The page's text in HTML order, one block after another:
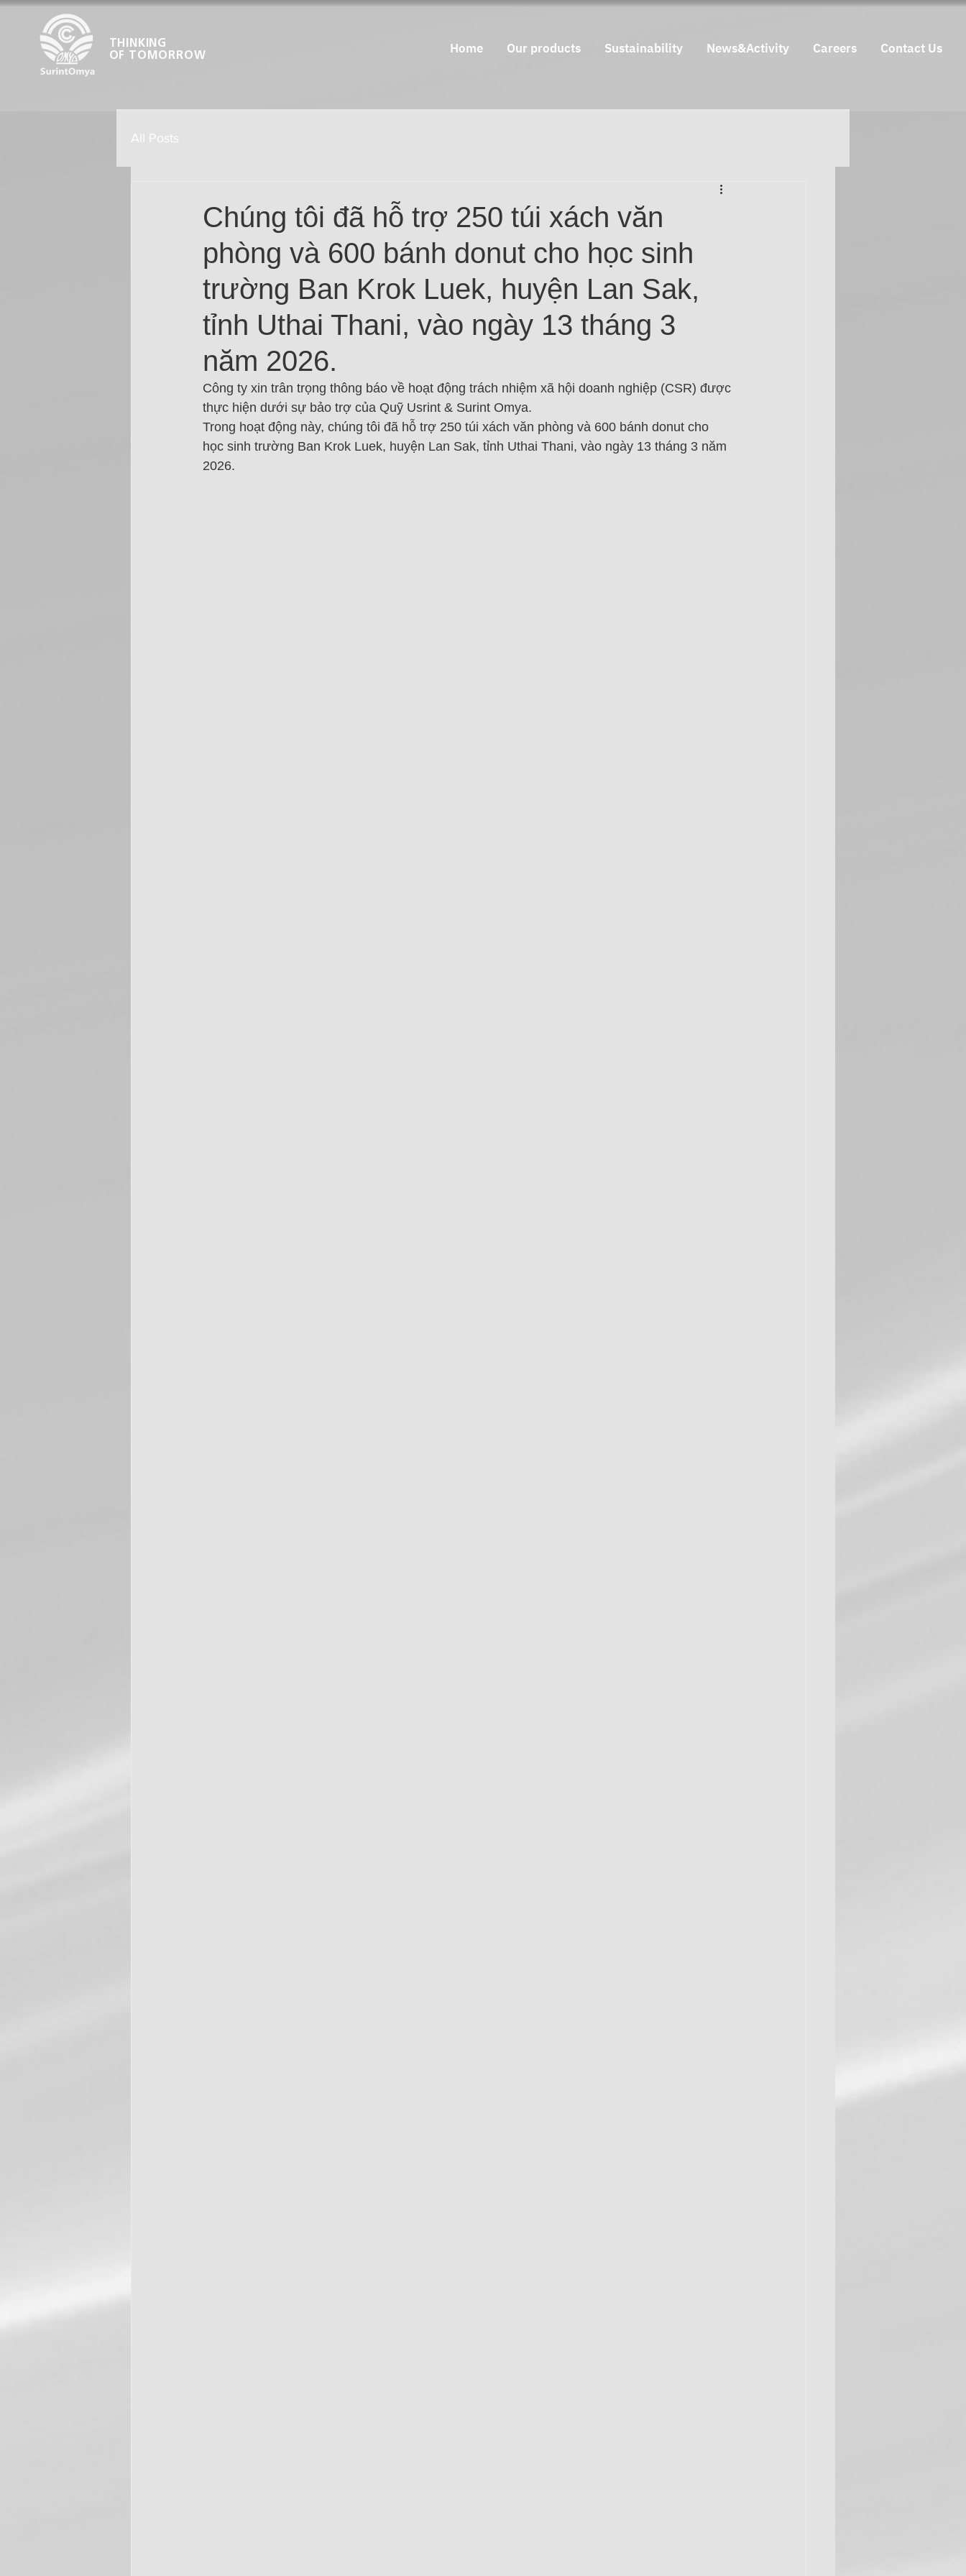
THINKING
OF TOMORROW
Home Our products Sustainability News&Activity Careers Contact Us
All Posts
Chúng tôi đã hỗ trợ 250 túi xách văn
phòng và 600 bánh donut cho học sinh
trường Ban Krok Luek, huyện Lan Sak,
tỉnh Uthai Thani, vào ngày 13 tháng 3
năm 2026.
Công ty xin trân trọng thông báo về hoạt động trách nhiệm xã hội doanh nghiệp (CSR) được
thực hiện dưới sự bảo trợ của Quỹ Usrint & Surint Omya.
Trong hoạt động này, chúng tôi đã hỗ trợ 250 túi xách văn phòng và 600 bánh donut cho
học sinh trường Ban Krok Luek, huyện Lan Sak, tỉnh Uthai Thani, vào ngày 13 tháng 3 năm
2026.